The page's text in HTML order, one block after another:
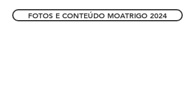
FOTOS E CONTEÚDO MOATRIGO 2024